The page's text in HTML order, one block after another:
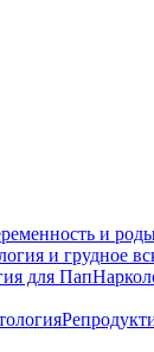
и
и грудное
для Пап